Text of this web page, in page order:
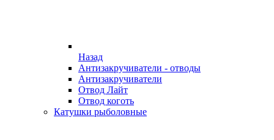
Назад
Антизакручиватели - отводы
Антизакручиватели
Отвод Лайт
Отвод коготь
Катушки рыболовные